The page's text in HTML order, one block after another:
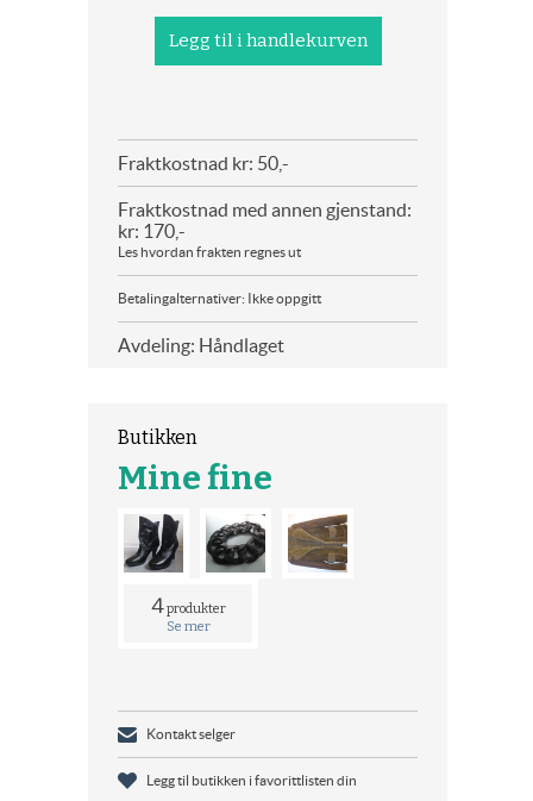
Fraktkostnad kr: 50,-
Fraktkostnad med annen gjenstand:
kr: 170,-
Les hvordan frakten regnes ut
Betalingalternativer: Ikke oppgitt
Avdeling: Håndlaget
Butikken
Mine fine
4produkter
Se mer
Kontakt selger
Legg til butikken i favorittlisten din